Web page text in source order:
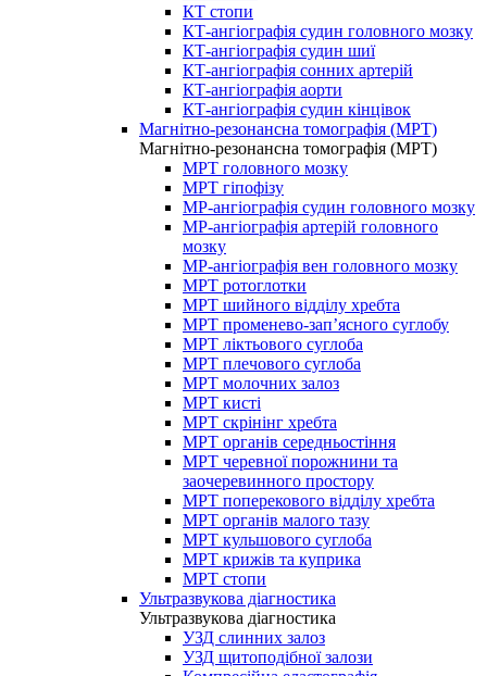
КТ стопи
КТ-ангіографія судин головного мозку
КТ-ангіографія судин шиї
КТ-ангіографія сонних артерій
КТ-ангіографія аорти
КТ-ангіографія судин кінцівок
Магнітно-резонансна томографія (МРТ)
Магнітно-резонансна томографія (МРТ)
МРТ головного мозку
МРТ гіпофізу
МР-ангіографія судин головного мозку
МР-ангіографія артерій головного
мозку
МР-ангіографія вен головного мозку
МРТ ротоглотки
МРТ шийного відділу хребта
МРТ променево-зап’ясного суглобу
МРТ ліктьового суглоба
МРТ плечового суглоба
МРТ молочних залоз
МРТ кисті
МРТ скрінінг хребта
МРТ органів середньостіння
МРТ черевної порожнини та
заочеревинного простору
МРТ поперекового відділу хребта
МРТ органів малого тазу
МРТ кульшового суглоба
МРТ крижів та куприка
МРТ стопи
Ультразвукова діагностика
Ультразвукова діагностика
УЗД слинних залоз
УЗД щитоподібної залози